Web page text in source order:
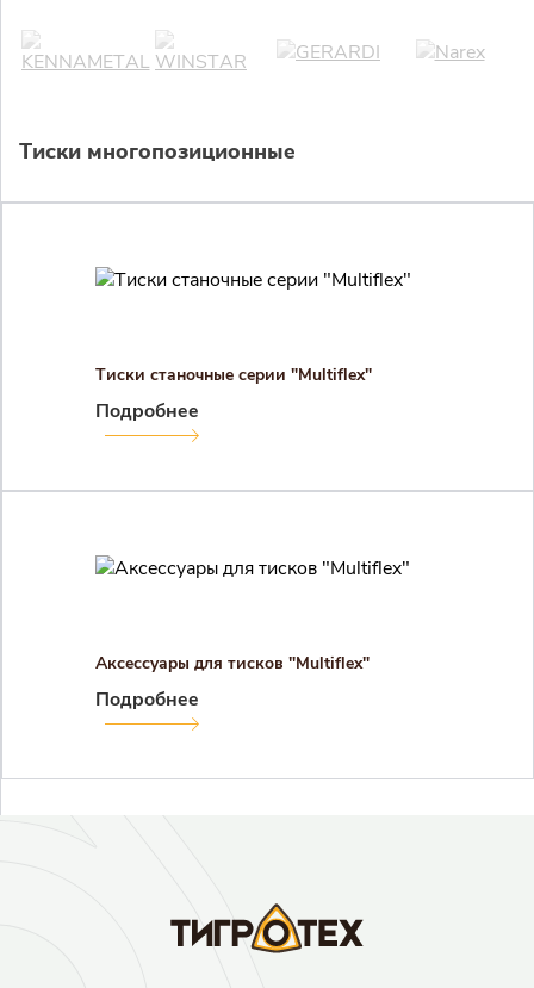
Тиски многопозиционные
Тиски станочные серии "Multiflex"
Подробнее
Аксессуары для тисков "Multiflex"
Подробнее
Авторизация
Войти в личный кабинет
Пароль
Войти Забыли пароль?